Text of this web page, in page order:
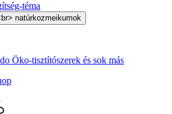
téma
Öko-tisztítószerek és sok más